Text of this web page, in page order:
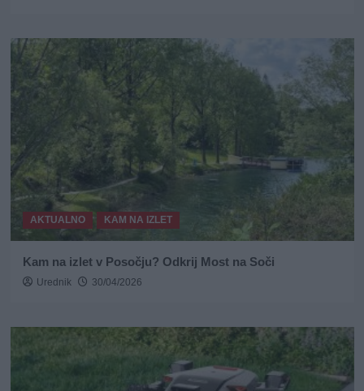
AKTUALNO KAM NA IZLET
Kam na izlet v Posočju? Odkrij Most na Soči
Urednik 30/04/2026